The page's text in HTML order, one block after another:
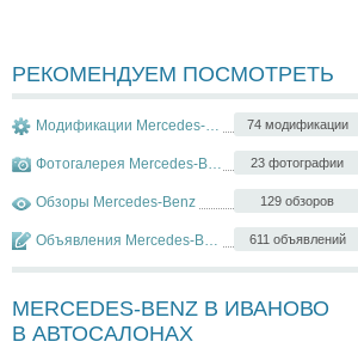
РЕКОМЕНДУЕМ ПОСМОТРЕТЬ
74 модификации
Модификации Mercedes-Benz S-klasse
23 фотографии
Фотогалерея Mercedes-Benz S-klasse
129 обзоров
Обзоры Mercedes-Benz
611 объявлений
Объявления Mercedes-Benz S-klasse
MERCEDES-BENZ В ИВАНОВО
В АВТОСАЛОНАХ